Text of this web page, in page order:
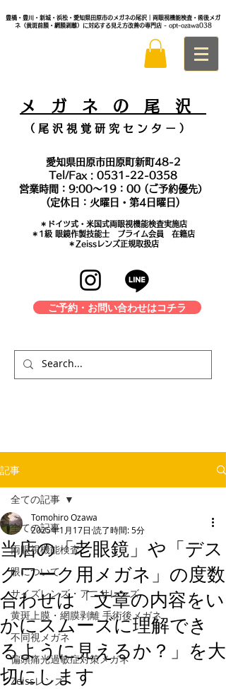
豊橋・豊川・新城・浜松・愛知県田原市のメガネの尾沢｜両眼視機能検査・術後メガ
ネ（黄斑前膜・網膜剥離）に対応する見え方改善の専門店 - opt-ozawa038
メ ガ ネ の 尾 沢
（ 尾 沢 視 覚 研 究 セ ン タ ー ）
愛知県田原市田原町新町48-2
Tel/Fax : 0531-22-0358
営業時間：9:00～19：00 (ご予約優先）
(定休日：火曜日・第4日曜日)
＊​ドイツ式・米国式両眼視機能検査実施店
​＊1級 眼鏡作製技能士 プライム会員 在籍店
＊Zeissレンズ正規取扱店
ご予約・お問い合わせはコチラ
記事
全ての記事
両眼視機能検査
眼について
サイズレンズ・アニサレンズ
黄斑上膜・網膜剥離 手術後メガネ
不同視メガネ
偏頭痛光過敏症対策メガネ
Zeissレンズ
全ての記事
当店の「老眼鏡」や「デス
クワーク用メガネ」の度数
合わせは「文章の内容をい
かにスムーズに理解でき
るように見えるか？」を大
切にします
Tomohiro Ozawa
2025年1月17日 読了時間: 5分